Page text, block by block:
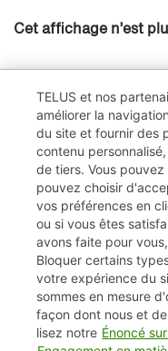
Cet affichage n’est
Vie
TELUS et nos
améliorer la
du site et fournir des
contenu
de tiers. Vous
pouvez choisir
vos préférences en
ou si vous êtes
avons faite pour
Bloquer certains
votre expérience du
sommes en mesure
façon dont nous et
lisez notre Énoncé